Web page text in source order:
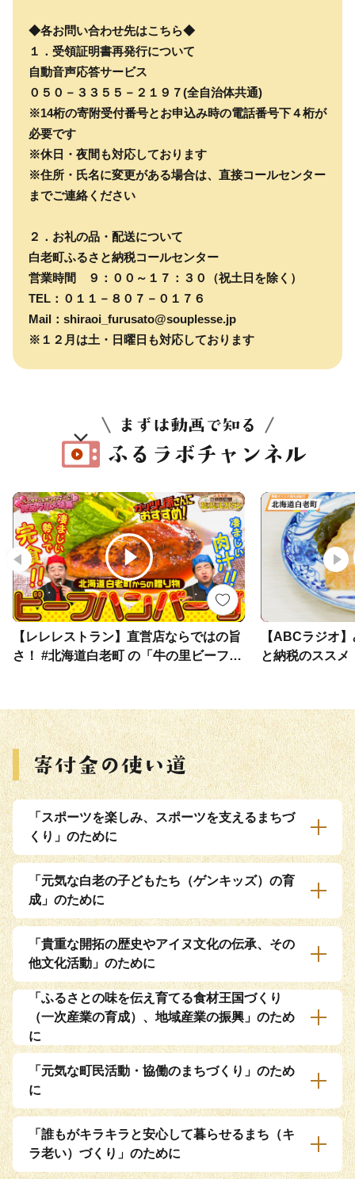
◆各お問い合わせ先はこちら◆
１．受領証明書再発行について
自動音声応答サービス
０５０－３３５５－２１９７(全自治体共通)
※14桁の寄附受付番号とお申込み時の電話番号下４桁が
必要です
※休日・夜間も対応しております
※住所・氏名に変更がある場合は、直接コールセンター
までご連絡ください
２．お礼の品・配送について
白老町ふるさと納税コールセンター
営業時間 ９：００～１７：３０（祝土日を除く）
TEL：０１１－８０７－０１７６
Mail：shiraoi_furusato@souplesse.jp
※１２月は土・日曜日も対応しております
【レレレストラン】直営店ならではの旨
さ！ #北海道白老町 の「牛の里ビーフハ
【ABCラジオ
と納税のススメ
「スポーツを楽しみ、スポーツを支えるまちづ
くり」のために
「元気な白老の子どもたち（ゲンキッズ）の育
成」のために
「貴重な開拓の歴史やアイヌ文化の伝承、その
他文化活動」のために
「ふるさとの味を伝え育てる食材王国づくり
（一次産業の育成）、地域産業の振興」のため
に
「元気な町民活動・協働のまちづくり」のため
に
「誰もがキラキラと安心して暮らせるまち（キ
ラ老い）づくり」のために